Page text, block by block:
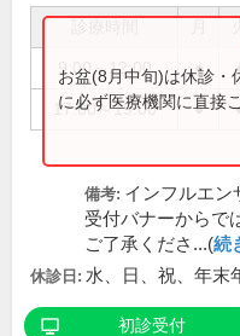
9:00～12:00 ●
17:00～19:00 ●
お盆(8月中旬)は休診・
に必ず医療機関に直接
備考: インフルエン
受付バナーからで
ご了承くださ...(続
休診日: 水、日、祝、年末
初診受付